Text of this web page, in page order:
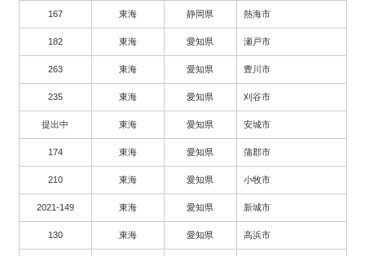
167 東海 静岡県 熱海市
182 東海 愛知県 瀬戸市
263 東海 愛知県 豊川市
235 東海 愛知県 刈谷市
提出中 東海 愛知県 安城市
174 東海 愛知県 蒲郡市
210 東海 愛知県 小牧市
2021-149 東海 愛知県 新城市
130 東海 愛知県 高浜市